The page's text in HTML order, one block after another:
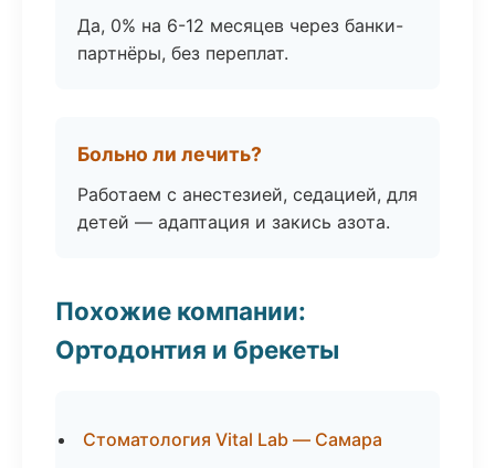
Да, 0% на 6-12 месяцев через банки-
партнёры, без переплат.
Больно ли лечить?
Работаем с анестезией, седацией, для
детей — адаптация и закись азота.
Похожие компании:
Ортодонтия и брекеты
Стоматология Vital Lab — Самара